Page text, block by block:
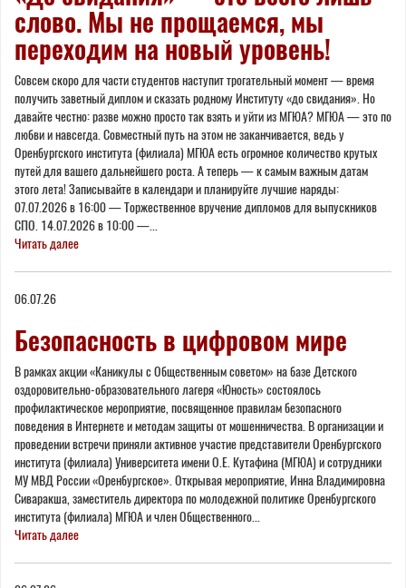
слово. Мы не прощаемся, мы
переходим на новый уровень!
Совсем скоро для части студентов наступит трогательный момент — время
получить заветный диплом и сказать родному Институту «до свидания». Но
давайте честно: разве можно просто так взять и уйти из МГЮА? МГЮА — это по
любви и навсегда. Совместный путь на этом не заканчивается, ведь у
Оренбургского института (филиала) МГЮА есть огромное количество крутых
путей для вашего дальнейшего роста. А теперь — к самым важным датам
этого лета! Записывайте в календари и планируйте лучшие наряды:
07.07.2026 в 16:00 — Торжественное вручение дипломов для выпускников
СПО. 14.07.2026 в 10:00 —...
Читать далее
06.07.26
Безопасность в цифровом мире
В рамках акции «Каникулы с Общественным советом» на базе Детского
оздоровительно-образовательного лагеря «Юность» состоялось
профилактическое мероприятие, посвященное правилам безопасного
поведения в Интернете и методам защиты от мошенничества. В организации и
проведении встречи приняли активное участие представители Оренбургского
института (филиала) Университета имени О.Е. Кутафина (МГЮА) и сотрудники
МУ МВД России «Оренбургское». Открывая мероприятие, Инна Владимировна
Сиваракша, заместитель директора по молодежной политике Оренбургского
института (филиала) МГЮА и член Общественного...
Читать далее